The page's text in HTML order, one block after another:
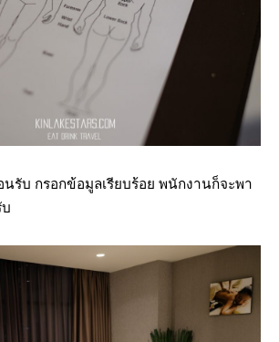
นรับ กรอกข้อมูลเรียบร้อย พนักงานก็จะพา